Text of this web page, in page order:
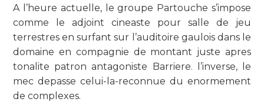
A l’heure actuelle, le groupe Partouche s’impose
comme le adjoint cineaste pour salle de jeu
terrestres en surfant sur l’auditoire gaulois dans le
domaine en compagnie de montant juste apres
tonalite patron antagoniste Barriere. l’inverse, le
mec depasse celui-la-reconnue du enormement
de complexes.